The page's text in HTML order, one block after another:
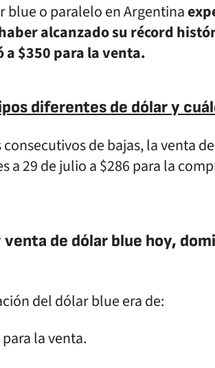
blue o paralelo en Argentina
alcanzado su récord
$350 para la venta.
diferentes de dólar y
de bajas, la venta
29 de julio a $286 para la
de dólar blue hoy,
del dólar blue era de:
la venta.